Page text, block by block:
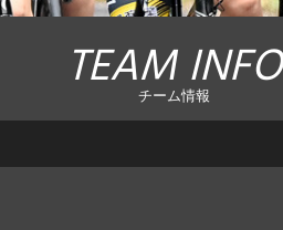
TEAM INFO
チーム情報